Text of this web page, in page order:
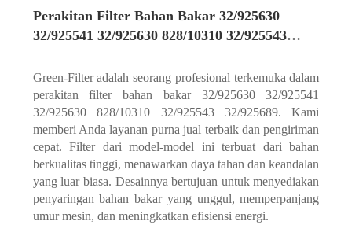
Perakitan Filter Bahan Bakar 32/925630
32/925541 32/925630 828/10310 32/925543
Green-Filter adalah seorang profesional terkemuka dalam
perakitan filter bahan bakar 32/925630 32/925541
32/925630 828/10310 32/925543 32/925689. Kami
memberi Anda layanan purna jual terbaik dan pengiriman
cepat. Filter dari model-model ini terbuat dari bahan
berkualitas tinggi, menawarkan daya tahan dan keandalan
yang luar biasa. Desainnya bertujuan untuk menyediakan
penyaringan bahan bakar yang unggul, memperpanjang
umur mesin, dan meningkatkan efisiensi energi.